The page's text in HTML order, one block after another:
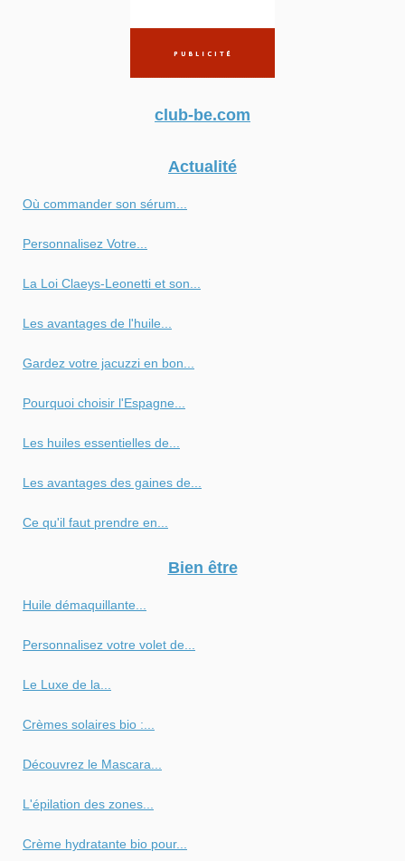
club-be.com
Actualité
Où commander son sérum...
Personnalisez Votre...
La Loi Claeys-Leonetti et son...
Les avantages de l'huile...
Gardez votre jacuzzi en bon...
Pourquoi choisir l'Espagne...
Les huiles essentielles de...
Les avantages des gaines de...
Ce qu'il faut prendre en...
Bien être
Huile démaquillante...
Personnalisez votre volet de...
Le Luxe de la...
Crèmes solaires bio :...
Découvrez le Mascara...
L'épilation des zones...
Crème hydratante bio pour...